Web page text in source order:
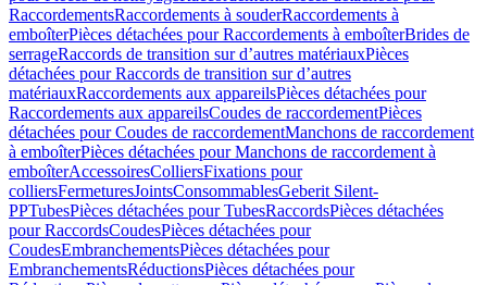
RaccordementsRaccordements à souderRaccordements à
emboîterPièces détachées pour Raccordements à emboîterBrides de
serrageRaccords de transition sur d’autres matériauxPièces
détachées pour Raccords de transition sur d’autres
matériauxRaccordements aux appareilsPièces détachées pour
Raccordements aux appareilsCoudes de raccordementPièces
détachées pour Coudes de raccordementManchons de raccordement
à emboîterPièces détachées pour Manchons de raccordement à
emboîterAccessoiresColliersFixations pour
colliersFermeturesJointsConsommablesGeberit Silent-
PPTubesPièces détachées pour TubesRaccordsPièces détachées
pour RaccordsCoudesPièces détachées pour
CoudesEmbranchementsPièces détachées pour
EmbranchementsRéductionsPièces détachées pour